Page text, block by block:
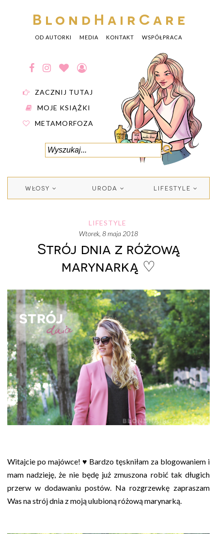
BlondHairCare
OD AUTORKI MEDIA KONTAKT WSPÓŁPRACA
ZACZNIJ TUTAJ
MOJE KSIĄŻKI
METAMORFOZA
WŁOSY URODA LIFESTYLE
LIFESTYLE
wtorek, 8 maja 2018
Strój dnia z różową
marynarką ♡
Witajcie po majówce! ♥ Bardzo tęskniłam za blogowaniem i
mam nadzieję, że nie będę już zmuszona robić tak długich
przerw w dodawaniu postów. Na rozgrzewkę zapraszam
Was na strój dnia z moją ulubioną różową marynarką.